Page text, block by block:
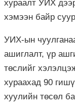
хураалт УИХ
хэмээн байр
УИХ-ын
ашиглалт, үр
төслийг
хураахад 90
хуулийн төсөл